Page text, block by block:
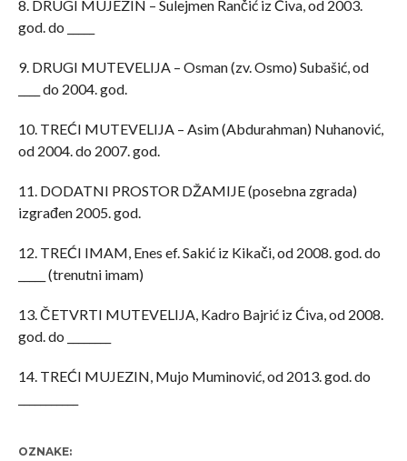
8. DRUGI MUJEZIN – Sulejmen Rančić iz Ćiva, od 2003.
god. do _____
9. DRUGI MUTEVELIJA – Osman (zv. Osmo) Subašić, od
____ do 2004. god.
10. TREĆI MUTEVELIJA – Asim (Abdurahman) Nuhanović,
od 2004. do 2007. god.
11. DODATNI PROSTOR DŽAMIJE (posebna zgrada)
izgrađen 2005. god.
12. TREĆI IMAM, Enes ef. Sakić iz Kikači, od 2008. god. do
_____ (trenutni imam)
13. ČETVRTI MUTEVELIJA, Kadro Bajrić iz Ćiva, od 2008.
god. do ________
14. TREĆI MUJEZIN, Mujo Muminović, od 2013. god. do
OZNAKE: